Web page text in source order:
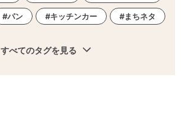
パン キッチンカー まちネタ
すべてのタグを見る